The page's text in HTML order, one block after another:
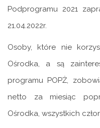
Podprogramu 2021
21.04.2022r.
Osoby, które nie
Ośrodka, a są
programu POPŻ,
netto za miesiąc
Ośrodka, wszystkich